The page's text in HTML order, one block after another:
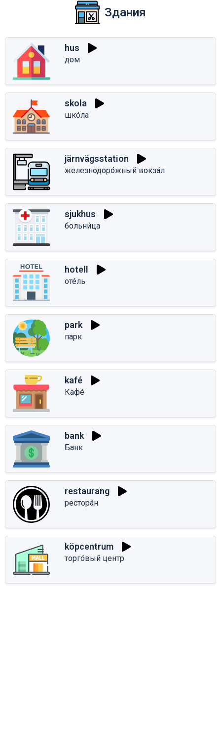
Здания
hus
дом
skola
шко́ла
järnvägsstation
железнодоро́жный вокза́л
sjukhus
больни́ца
hotell
оте́ль
park
парк
kafé
Кафе́
bank
Банк
restaurang
рестора́н
köpcentrum
торго́вый центр